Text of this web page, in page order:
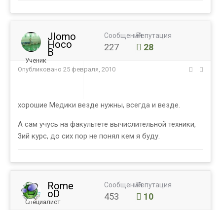
Jlomo
Hoco
B
Ученик
Сообщений
227
Репутация
28
Опубликовано 25 февраля, 2010
хорошие Медики везде нужны, всегда и везде.
А сам учусь на факультете вычислительной техники,
3ий курс, до сих пор не понял кем я буду.
Rome
oD
Специалист
Сообщений
453
Репутация
10